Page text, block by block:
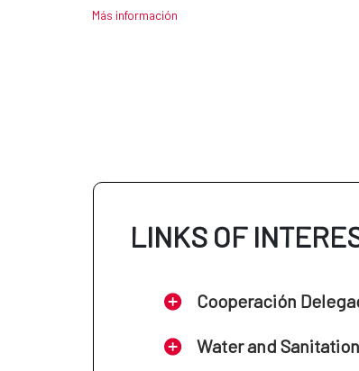
Más información
LINKS OF
Cooperación
Water and